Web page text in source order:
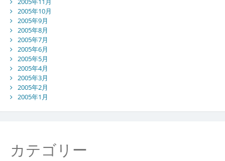
2005年10月
2005年9月
2005年8月
2005年7月
2005年6月
2005年5月
2005年4月
2005年3月
2005年2月
2005年1月
カテゴリー